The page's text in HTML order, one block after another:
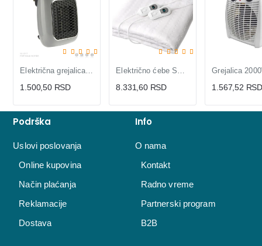
Električna grejalica CF17 400W
1.500,50 RSD
Električno ćebe SENCOR SUB 2700WH
8.331,60 RSD 1.567,52 RSD
Podrška
Uslovi poslovanja
Online kupovina
Način plaćanja
Reklamacije
Dostava
Info
O nama
Kontakt
Radno vreme
Partnerski program
B2B